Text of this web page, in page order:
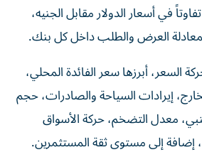
في أسعار الدولار مقابل الجنيه،
العرض والطلب داخل كل بنك.
السعر، أبرزها سعر الفائدة المحلي،
إيرادات السياحة والصادرات، حجم
معدل التضخم، حركة الأسواق
إضافة إلى مستوى ثقة المستثمرين.